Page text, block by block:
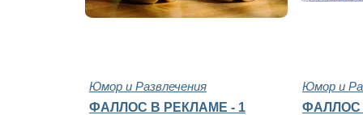
Юмор и Развлечения Юмор и
ФАЛЛОС В РЕКЛАМЕ - 1 ФАЛЛОС